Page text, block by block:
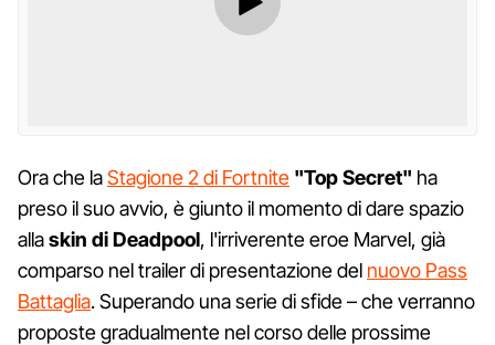
Ora che laStagione 2 di Fortnite "Top Secret" ha
preso il suo avvio, è giunto il momento di dare spazio
allaskin di Deadpool, l'irriverente eroe Marvel, già
comparso nel trailer di presentazione del nuovo Pass
Battaglia. Superando una serie di sfide – che verranno
proposte gradualmente nel corso delle prossime